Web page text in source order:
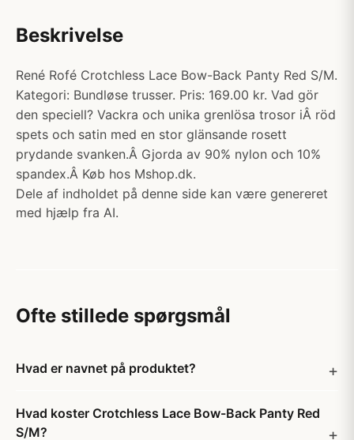
Beskrivelse
René Rofé Crotchless Lace Bow-Back Panty Red S/M.
Kategori: Bundløse trusser. Pris: 169.00 kr. Vad gör
den speciell? Vackra och unika grenlösa trosor iÂ röd
spets och satin med en stor glänsande rosett
prydande svanken.Â Gjorda av 90% nylon och 10%
spandex.Â Køb hos Mshop.dk.
Dele af indholdet på denne side kan være genereret
med hjælp fra AI.
Ofte stillede spørgsmål
Hvad er navnet på produktet?
Hvad koster Crotchless Lace Bow-Back Panty Red
S/M?